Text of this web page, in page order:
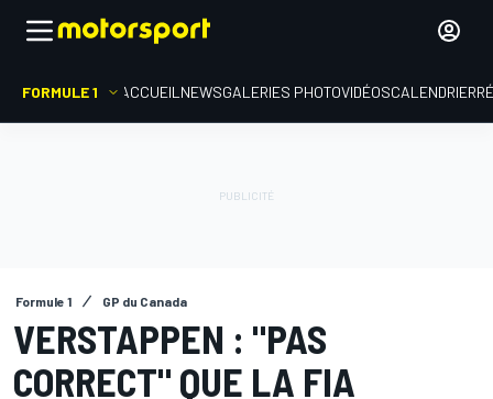
FORMULE 1 ACCUEIL NEWSGALERIES PHOTOVIDÉOSCALENDRIER
Formule 1 GP du Canada
VERSTAPPEN : "PAS
CORRECT" QUE LA FIA